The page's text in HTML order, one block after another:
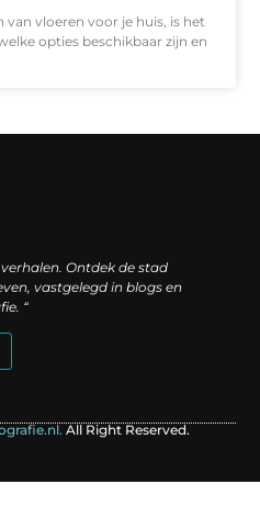
van vloeren voor je huis, is het
opties beschikbaar zijn en
verhalen. Ontdek de stad
vastgelegd in blogs en
“
All Right Reserved.